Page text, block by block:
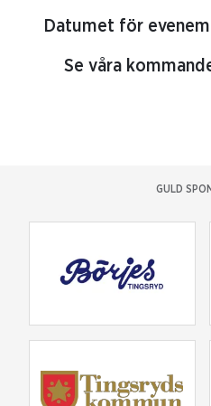
Datumet för
Se våra
GULD